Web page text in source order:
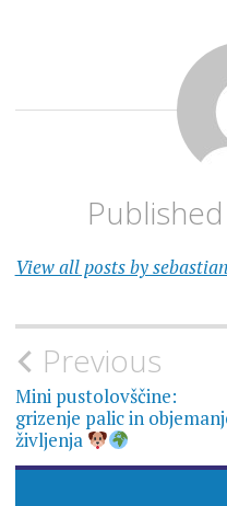
View all posts by sebastian
Navigacija
prispevka
Previous
Mini pustolovščine:
grizenje palic in
življenja